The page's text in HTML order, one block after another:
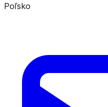
Poľsko